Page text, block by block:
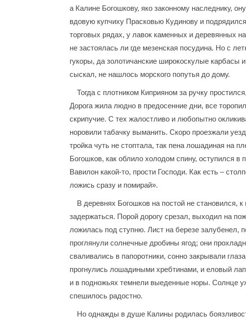
а Калине Богошкову, яко законному наследнику,
вдовую купчиху Прасковью Кудинову и
торговых рядах, у лавок каменных и деревянных
не застоялась ли где мезенская посудина. Но с
гукоры, да золотичанские широкоскулые карбасы
сыскал, не нашлось морского попутья до дому.
Тогда с плотником Киприяном за ручку
Дорога жила людно в предосенние дни, все
скрипучие. С тех жалостливо и любопытно
норовили табачку выманить. Скоро проезжали
тройка чуть не стоптала, так пена лошадиная на
Богошков, как облило холодом спину, оступился
Вавилон какой-то, прости Господи. Как есть –
ложись сразу и помирай».
В деревнях Богошков на постой не становился,
задержаться. Порой дорогу срезал, выходил на
ложилась под ступню. Лист на березе залубенел,
проглянули солнечные дробины ягод; они
сваливались в папоротники, сонно закрывали
прогнулись лошадиными хребтинами, и еловый
и в подножьях темнели выеденные норы. Солнце
спешилось радостно.
Но однажды в душе Калины родилась